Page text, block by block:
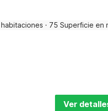
habitaciones · 75 Superficie en
Ver